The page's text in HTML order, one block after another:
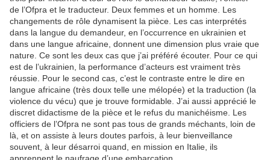
de l’Ofpra et le traducteur. Deux femmes et un homme. Les
changements de rôle dynamisent la pièce. Les cas interprétés
dans la langue du demandeur, en l’occurrence en ukrainien et
dans une langue africaine, donnent une dimension plus vraie que
nature. Ce sont les deux cas que j’ai préféré écouter. Pour ce qui
est de l’ukrainien, la performance d’acteurs est vraiment très
réussie. Pour le second cas, c’est le contraste entre le dire en
langue africaine (très doux telle une mélopée) et la traduction (la
violence du vécu) que je trouve formidable. J’ai aussi apprécié le
discret didactisme de la pièce et le refus du manichéisme. Les
officiers de l’Ofpra ne sont pas tous de grands méchants, loin de
là, et on assiste à leurs doutes parfois, à leur bienveillance
souvent, à leur désarroi quand, en mission en Italie, ils